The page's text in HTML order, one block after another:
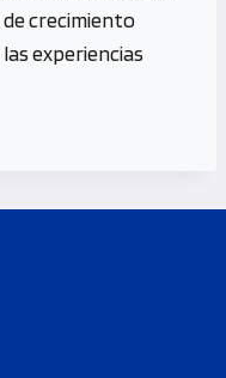
crecimiento
experiencias